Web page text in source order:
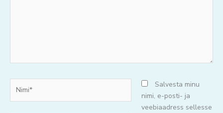
Salvesta minu
nimi, e-posti- ja
veebiaadress sellesse